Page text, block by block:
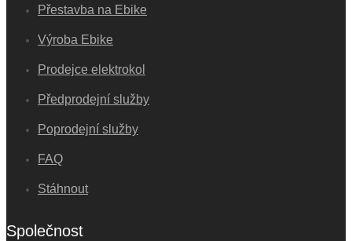
Přestavba na Ebike
Výroba Ebike
Prodejce elektrokol
Předprodejní služby
Poprodejní služby
FAQ
Stáhnout
Společnost